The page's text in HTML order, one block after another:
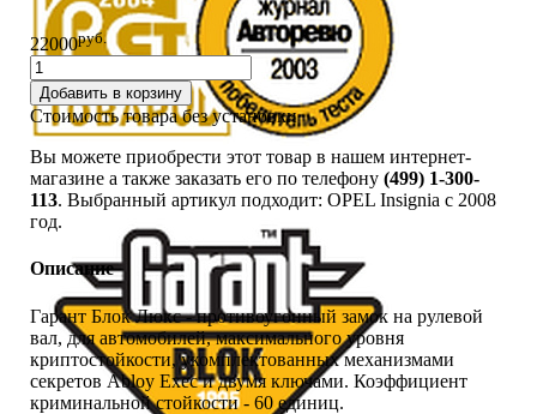
22000руб.
Добавить в корзину
Стоимость товара без установки
Вы можете приобрести этот товар в нашем интернет-
магазине а также заказать его по телефону (499) 1-300-
113. Выбранный артикул подходит: OPEL Insignia c 2008
год.
Описание
Гарант Блок Люкс - противоугонный замок на рулевой
вал, для автомобилей, максимального уровня
криптостойкости, укомплектованных механизмами
секретов Abloy Exec и двумя ключами. Коэффициент
криминальной стойкости - 60 единиц.